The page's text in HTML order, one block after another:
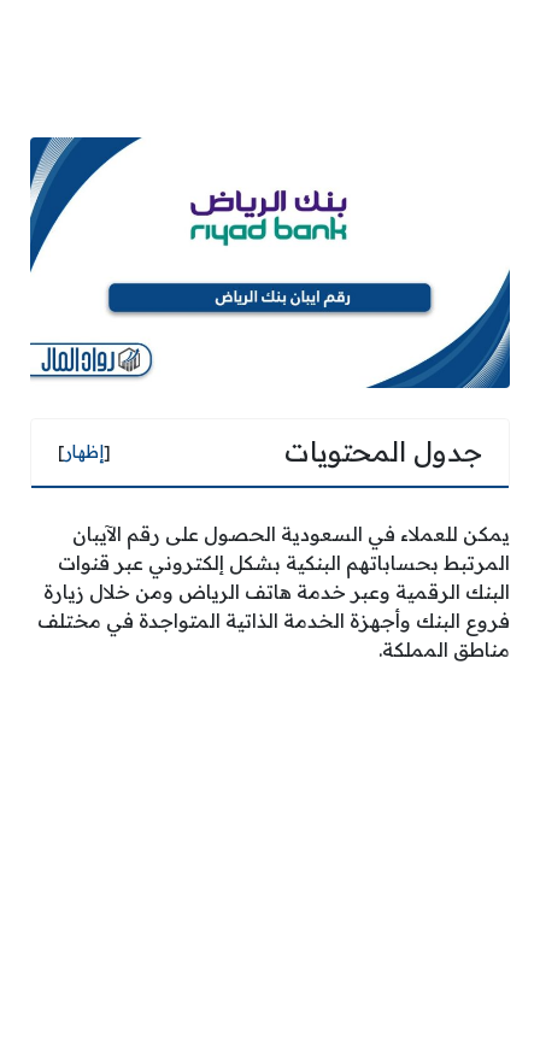
جدول المحتويات [إظهار]
يمكن للعملاء في السعودية الحصول على رقم الآيبان
المرتبط بحساباتهم البنكية بشكل إلكتروني عبر قنوات
البنك الرقمية وعبر خدمة هاتف الرياض ومن خلال زيارة
فروع البنك وأجهزة الخدمة الذاتية المتواجدة في مختلف
مناطق المملكة.